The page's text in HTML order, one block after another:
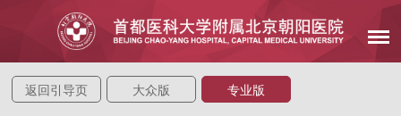
返回引导页 大众版 专业版